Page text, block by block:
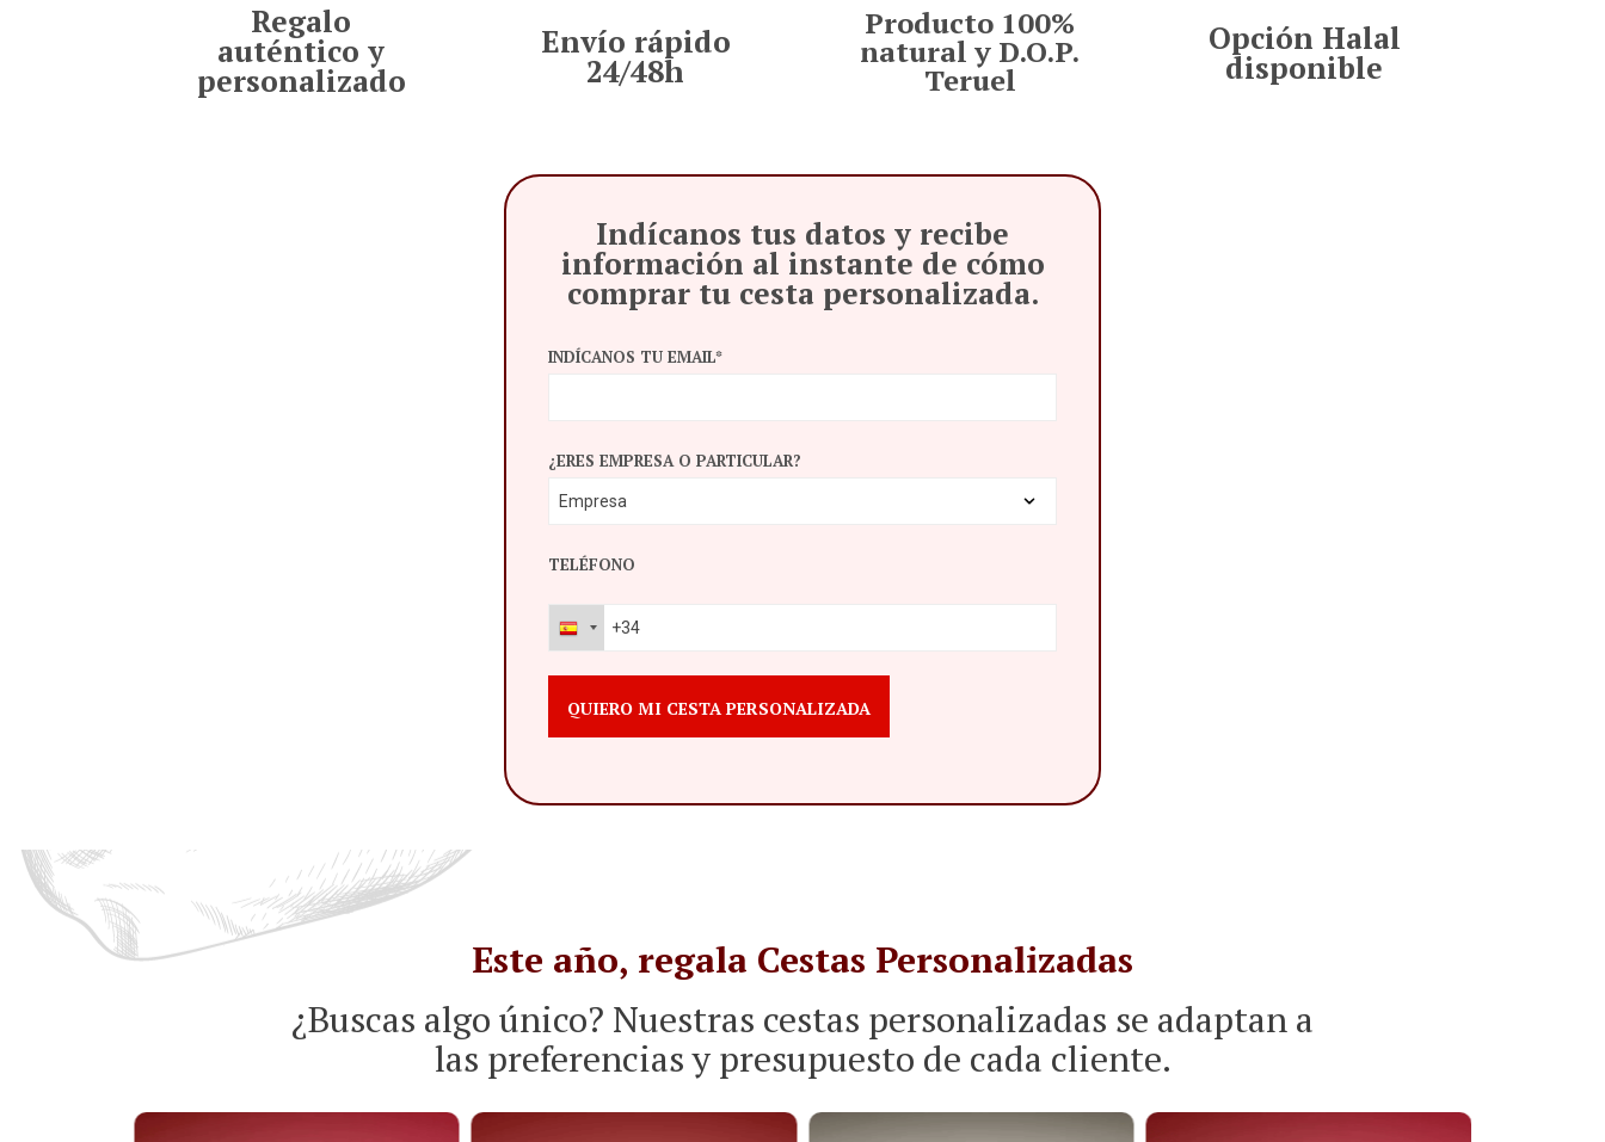
Regalo
auténtico y
personalizado
Envío rápido
24/48h
Producto 100%
natural y D.O.P.
Teruel
Opción Halal
disponible
Indícanos tus datos y recibe
información al instante de cómo
comprar tu cesta personalizada.
INDÍCANOS TU EMAIL*
¿ERES EMPRESA O PARTICULAR?
TELÉFONO
Este año, regala Cestas Personalizadas
¿Buscas algo único? Nuestras cestas personalizadas se adaptan a
las preferencias y presupuesto de cada cliente.